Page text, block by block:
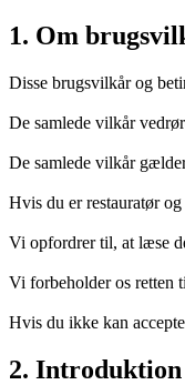
1. Om
Disse brugsvilkår og
De samlede vilkår
De samlede vilkår
Hvis du er restauratør
Vi opfordrer til, at læse
Vi forbeholder os retten
Hvis du ikke kan
2. Introduktion